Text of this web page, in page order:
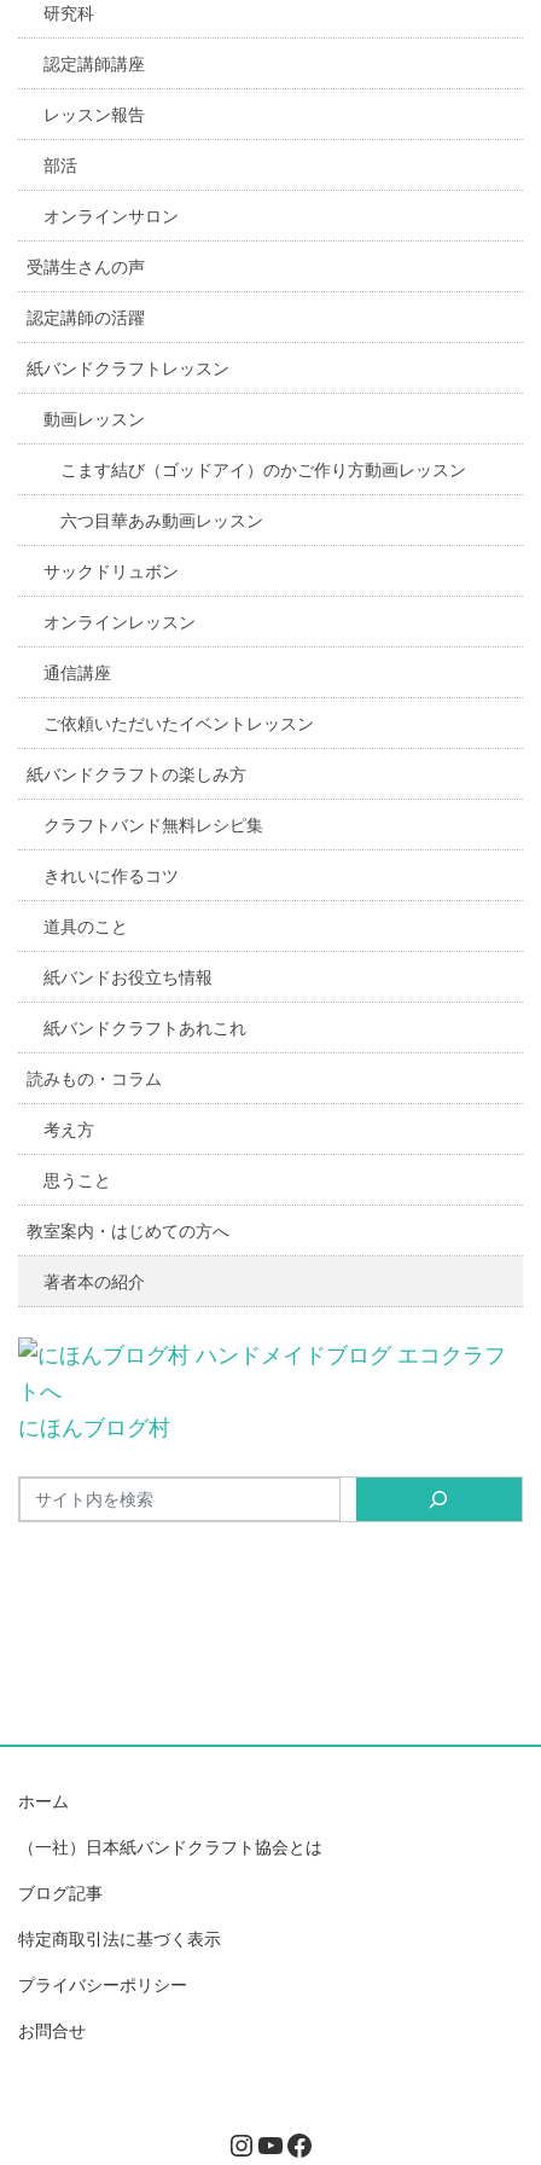
研究科
認定講師講座
レッスン報告
部活
オンラインサロン
受講生さんの声
認定講師の活躍
紙バンドクラフトレッスン
動画レッスン
こます結び（ゴッドアイ）のかご作り方動画レッスン
六つ目華あみ動画レッスン
サックドリュボン
オンラインレッスン
通信講座
ご依頼いただいたイベントレッスン
紙バンドクラフトの楽しみ方
クラフトバンド無料レシピ集
きれいに作るコツ
道具のこと
紙バンドお役立ち情報
紙バンドクラフトあれこれ
読みもの・コラム
考え方
思うこと
教室案内・はじめての方へ
著者本の紹介
にほんブログ村
ホーム
（一社）日本紙バンドクラフト協会とは
ブログ記事
特定商取引法に基づく表示
プライバシーポリシー
お問合せ
Instagram
YouTube
Facebook